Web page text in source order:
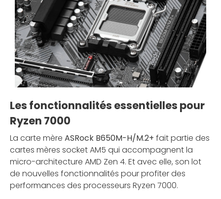
Les fonctionnalités essentielles pour
Ryzen 7000
La carte mère ASRock B650M-H/M.2+ fait partie des
cartes mères socket AM5 qui accompagnent la
micro-architecture AMD Zen 4. Et avec elle, son lot
de nouvelles fonctionnalités pour profiter des
performances des processeurs Ryzen 7000.